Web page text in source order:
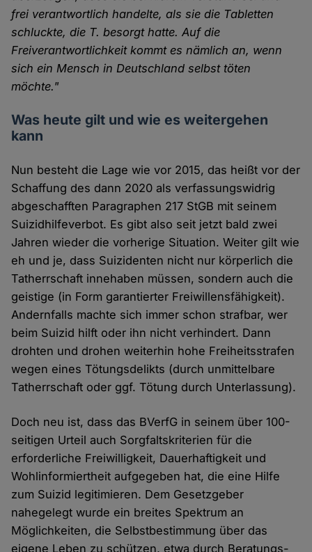
frei verantwortlich handelte, als sie die Tabletten
schluckte, die T. besorgt hatte. Auf die
Freiverantwortlichkeit kommt es nämlich an, wenn
sich ein Mensch in Deutschland selbst töten
möchte."
Was heute gilt und wie es weitergehen
kann
Nun besteht die Lage wie vor 2015, das heißt vor der
Schaffung des dann 2020 als verfassungswidrig
abgeschafften Paragraphen 217 StGB mit seinem
Suizidhilfeverbot. Es gibt also seit jetzt bald zwei
Jahren wieder die vorherige Situation. Weiter gilt wie
eh und je, dass Suizidenten nicht nur körperlich die
Tatherrschaft innehaben müssen, sondern auch die
geistige (in Form garantierter Freiwillensfähigkeit).
Andernfalls machte sich immer schon strafbar, wer
beim Suizid hilft oder ihn nicht verhindert. Dann
drohten und drohen weiterhin hohe Freiheitsstrafen
wegen eines Tötungsdelikts (durch unmittelbare
Tatherrschaft oder ggf. Tötung durch Unterlassung).
Doch neu ist, dass das BVerfG in seinem über 100-
seitigen Urteil auch Sorgfaltskriterien für die
erforderliche Freiwilligkeit, Dauerhaftigkeit und
Wohlinformiertheit aufgegeben hat, die eine Hilfe
zum Suizid legitimieren. Dem Gesetzgeber
nahegelegt wurde ein breites Spektrum an
Möglichkeiten, die Selbstbestimmung über das
eigene Leben zu schützen, etwa durch Beratungs-